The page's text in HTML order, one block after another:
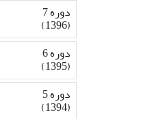
دوره 7
(1396)
دوره 6
(1395)
دوره 5
(1394)